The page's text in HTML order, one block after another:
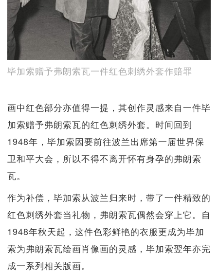
毕加索赠予弗朗索瓦一件红色刺绣外套作赔罪
画中红色部分亦值得一提，其创作灵感来自一件毕
加索赠予弗朗索瓦的红色刺绣外套。时间回到
1948年，毕加索因要前往波兰出席第一届世界保
卫和平大会，所以不得不离开怀有身孕的弗朗索
瓦。
作为补偿，毕加索从波兰归来时，带了一件精致的
红色刺绣外套当礼物，弗朗索瓦偶然会穿上它。自
1948年秋天起，这件色彩鲜艳的衣服更成为毕加
索为弗朗索瓦绘画肖像画的灵感，毕加索翌年亦完
成一系列相关版画。